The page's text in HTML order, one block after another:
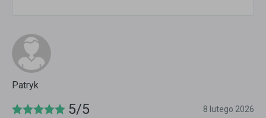
Patryk
5/5 8 lutego 2026